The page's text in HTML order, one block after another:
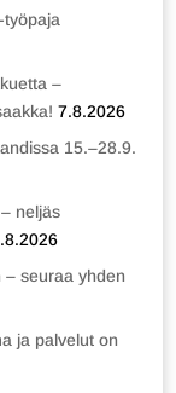
työpaja
–
7.8.2026
15.–28.9.
neljäs
– seuraa yhden
ja palvelut on